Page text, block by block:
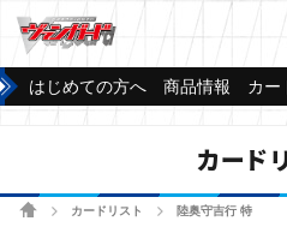
はじめての方へ 商品情報 カー
カード
ホームカードリスト 陸奥守吉行 特